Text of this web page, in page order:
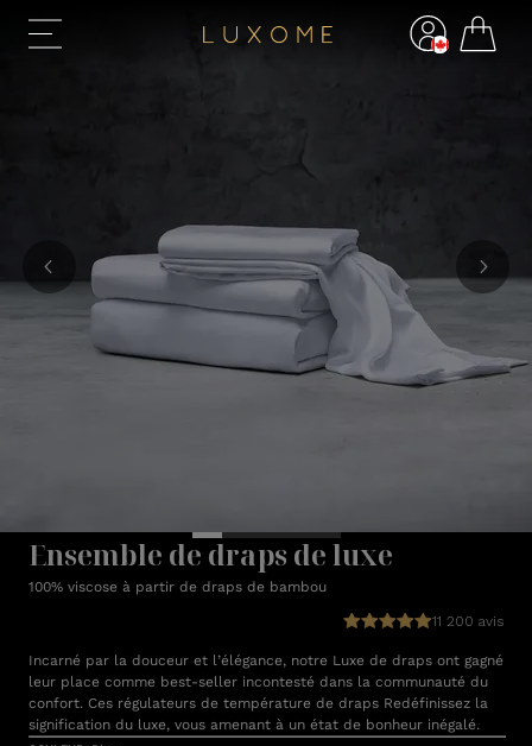
Ensemble de draps de luxe
100% viscose à partir de draps de bambou
11 200 avis
Incarné par la douceur et l’élégance, notre Luxe de draps ont gagné
leur place comme best-seller incontesté dans la communauté du
confort. Ces régulateurs de température de draps Redéfinissez la
signification du luxe, vous amenant à un état de bonheur inégalé.